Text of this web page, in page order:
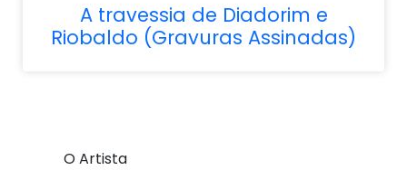
A travessia de Diadorim e
Riobaldo (Gravuras Assinadas)
O Artista